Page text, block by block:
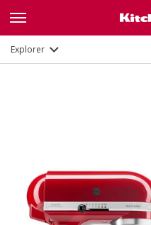
Explorer Description